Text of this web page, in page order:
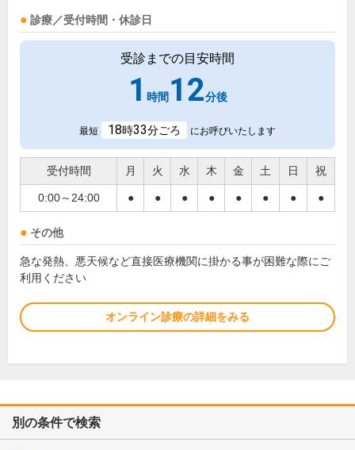
診療／受付時間・休診日
受診までの目安時間
1 時間12分後
最短 18時33分ごろ にお呼びいたします
受付時間 月 火 水 木 金 土 日 祝
0:00～24:00 ● ● ● ● ● ● ● ●
その他
急な発熱、悪天候など直接医療機関に掛かる事が困難な際にご
利用ください
オンライン診療の詳細をみる
別の条件で検索